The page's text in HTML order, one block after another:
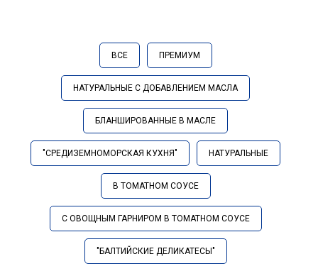
ВСЕ ПРЕМИУМ
НАТУРАЛЬНЫЕ С ДОБАВЛЕНИЕМ МАСЛА
БЛАНШИРОВАННЫЕ В МАСЛЕ
"СРЕДИЗЕМНОМОРСКАЯ КУХНЯ" НАТУРАЛЬНЫЕ
В ТОМАТНОМ СОУСЕ
С ОВОЩНЫМ ГАРНИРОМ В ТОМАТНОМ СОУСЕ
"БАЛТИЙСКИЕ ДЕЛИКАТЕСЫ"